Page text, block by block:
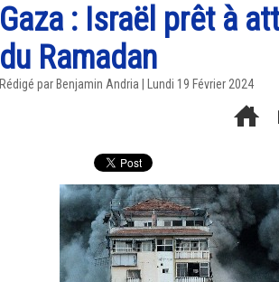
Gaza : Israël prêt à
du Ramadan
Rédigé par Benjamin Andria | Lundi 19 Février 2024